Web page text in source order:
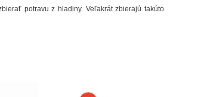
potravu z hladiny. Veľakrát zbierajú takúto